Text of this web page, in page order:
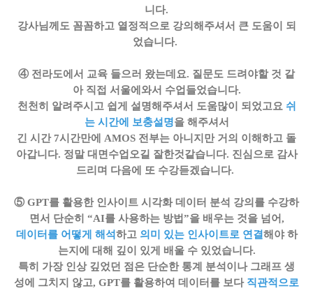
니다.
강사님께도 꼼꼼하고 열정적으로 강의해주셔서 큰 도움이 되
었습니다.
④ 전라도에서 교육 들으러 왔는데요. 질문도 드려야할 것 같
아 직접 서울에와서 수업들었습니다.
천천히 알려주시고 쉽게 설명해주셔서 도움많이 되었고요 쉬
는 시간에 보충설명을 해주셔서
긴 시간 7시간만에 AMOS 전부는 아니지만 거의 이해하고 돌
아갑니다. 정말 대면수업오길 잘한것같습니다. 진심으로 감사
드리며 다음에 또 수강듣겠습니다.
⑤ GPT를 활용한 인사이트 시각화 데이터 분석 강의를 수강하
면서 단순히 “AI를 사용하는 방법”을 배우는 것을 넘어,
데이터를 어떻게 해석하고 의미 있는 인사이트로 연결해야 하
는지에 대해 깊이 있게 배울 수 있었습니다.
특히 가장 인상 깊었던 점은 단순한 통계 분석이나 그래프 생
성에 그치지 않고, GPT를 활용하여 데이터를 보다 직관적으로